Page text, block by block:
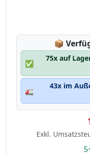
📦
✅
75x auf
🚛
43x im
Exkl.